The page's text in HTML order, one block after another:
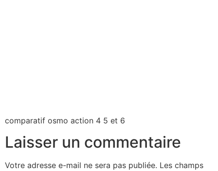
comparatif osmo action 4 5 et 6
Laisser un commentaire
Votre adresse e-mail ne sera pas publiée. Les champs